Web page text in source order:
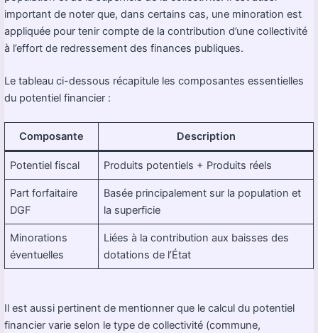
important de noter que, dans certains cas, une minoration est
appliquée pour tenir compte de la contribution d’une collectivité
à l’effort de redressement des finances publiques.
Le tableau ci-dessous récapitule les composantes essentielles
du potentiel financier :
Composante Description
Potentiel fiscal Produits potentiels + Produits réels
Part forfaitaire
DGF
Basée principalement sur la population et
la superficie
Minorations
éventuelles
Liées à la contribution aux baisses des
dotations de l’État
Il est aussi pertinent de mentionner que le calcul du potentiel
financier varie selon le type de collectivité (commune,